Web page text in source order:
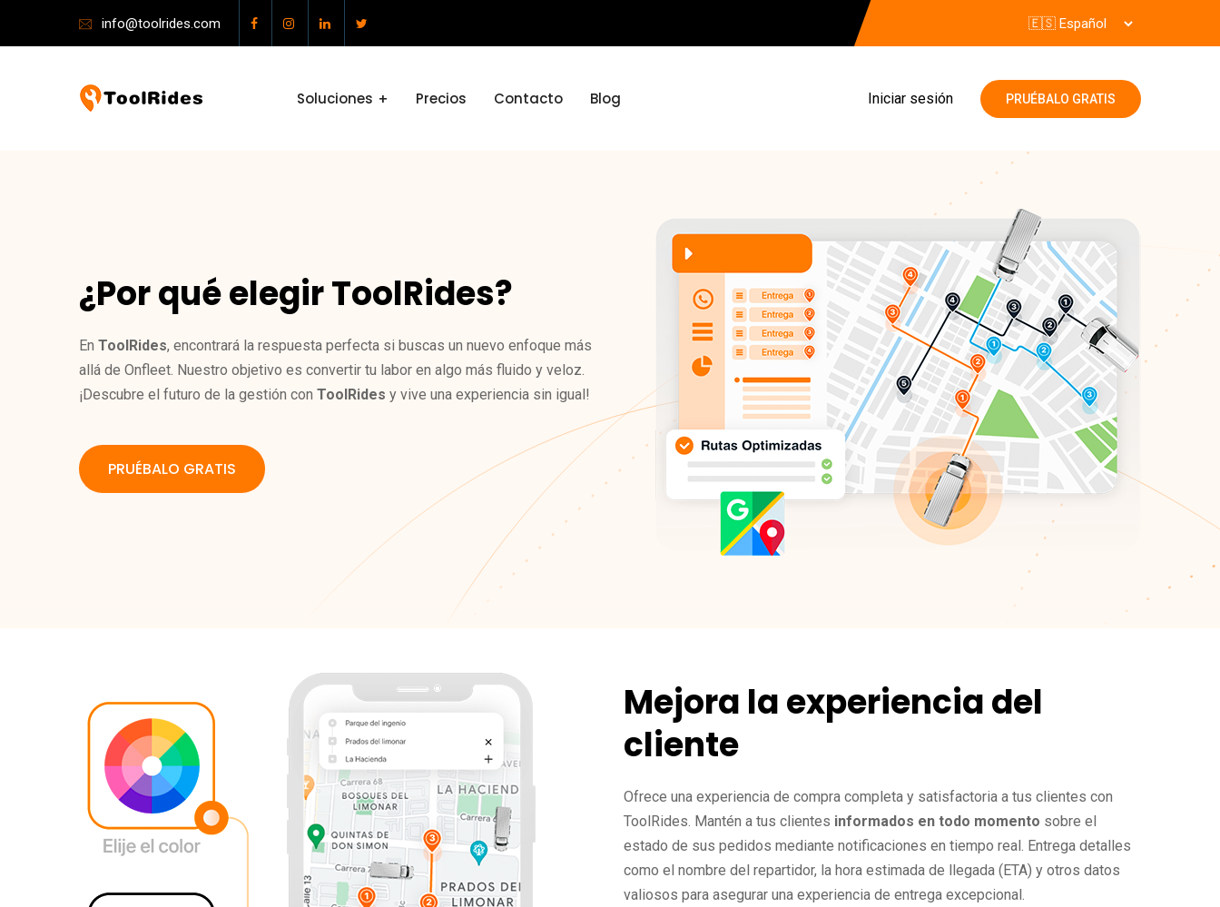
info@toolrides.com
Soluciones Precios Contacto Blog Iniciar sesión PRUÉBALO GRATIS
¿Por qué elegir ToolRides?
En ToolRides, encontrará la respuesta perfecta si buscas un nuevo enfoque más
allá de Onfleet. Nuestro objetivo es convertir tu labor en algo más fluido y veloz.
¡Descubre el futuro de la gestión con ToolRides y vive una experiencia sin igual!
PRUÉBALO GRATIS
Mejora la experiencia del
cliente
Ofrece una experiencia de compra completa y satisfactoria a tus clientes con
ToolRides. Mantén a tus clientes informados en todo momento sobre el
estado de sus pedidos mediante notificaciones en tiempo real. Entrega detalles
como el nombre del repartidor, la hora estimada de llegada (ETA) y otros datos
valiosos para asegurar una experiencia de entrega excepcional.